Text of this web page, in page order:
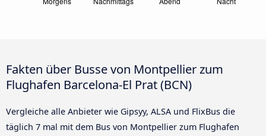
Fakten über Busse von Montpellier zum
Flughafen Barcelona-El Prat (BCN)
Vergleiche alle Anbieter wie Gipsyy, ALSA und FlixBus die
täglich 7 mal mit dem Bus von Montpellier zum Flughafen